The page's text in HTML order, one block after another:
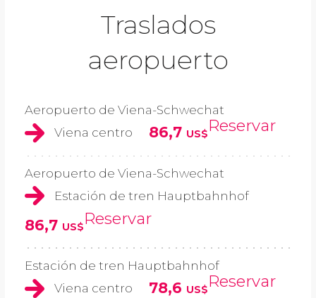
Traslados
aeropuerto
Aeropuerto de Viena-Schwechat
Viena centro
86,7 US$Reservar
Aeropuerto de Viena-Schwechat
Estación de tren Hauptbahnhof
86,7 US$Reservar
Estación de tren Hauptbahnhof
Viena centro
78,6 US$Reservar